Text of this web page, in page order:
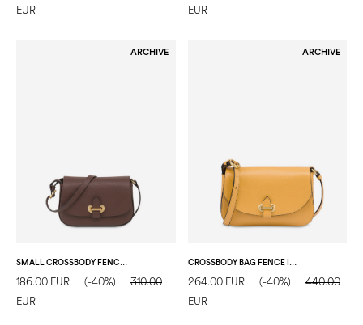
EUR
EUR
ARCHIVE
SMALL CROSSBODY FENCE BAG IN VITELLO BOTTALATO T.MORO
186.00 EUR (-40%)
310.00
EUR
ARCHIVE
CROSSBODY BAG FENCE IN VITELLO BOTTALATO MOSTARDA
264.00 EUR (-40%)
440.00
EUR